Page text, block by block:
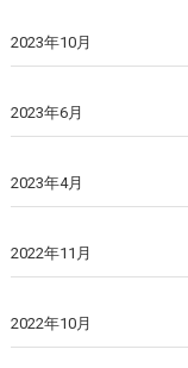
2023年10月
2023年6月
2023年4月
2022年11月
2022年10月